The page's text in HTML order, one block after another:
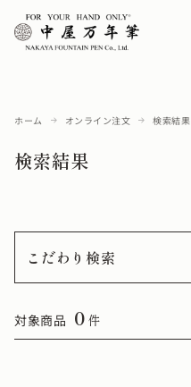
ホーム オンライン注文 検索結果
検索結果
こだわり検索
対象商品 0 件